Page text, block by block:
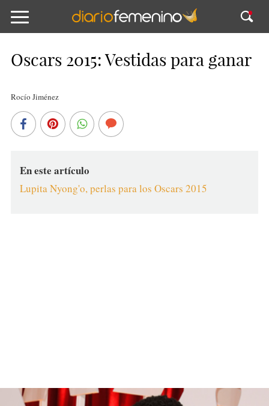
Oscars 2015: Vestidas para ganar
Rocío Jiménez
En este artículo
Lupita Nyong'o, perlas para los Oscars 2015